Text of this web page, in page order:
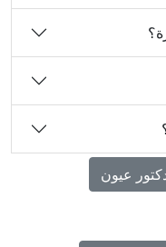
عيون